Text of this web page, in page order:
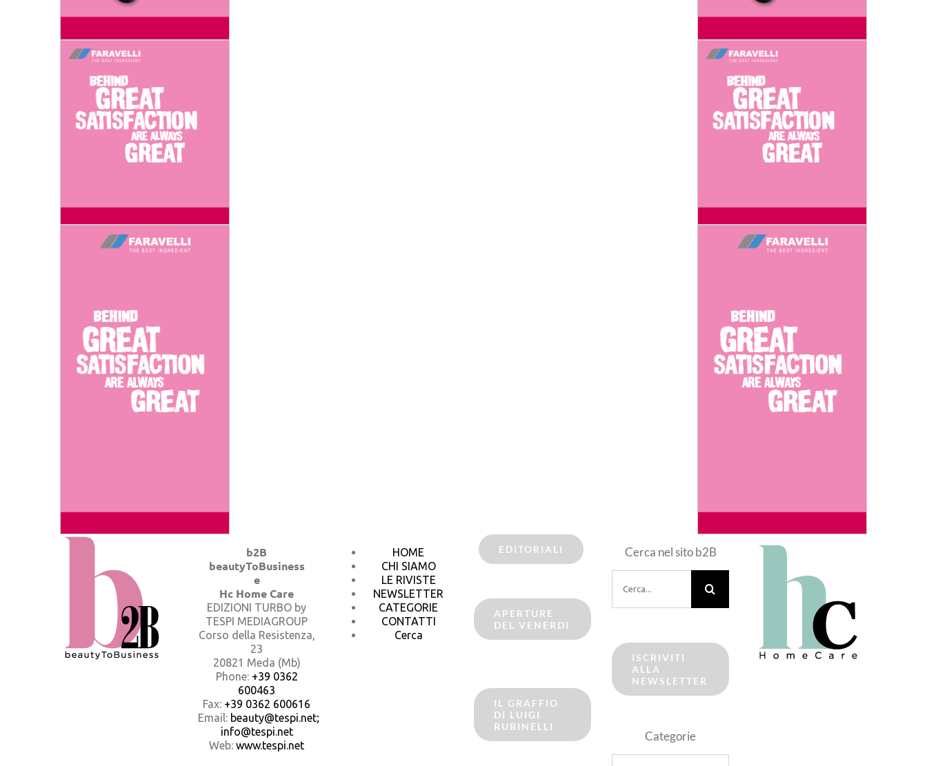
b2B
beautyToBusiness
e
Hc Home Care
EDIZIONI TURBO by
TESPI MEDIAGROUP
Corso della Resistenza,
23
20821 Meda (Mb)
Phone: +39 0362
600463
Fax: +39 0362 600616
Email: beauty@tespi.net;
info@tespi.net
Web: www.tespi.net
HOME
CHI SIAMO
LE RIVISTE
NEWSLETTER
CATEGORIE
CONTATTI
Cerca
EDITORIALI
APERTURE
DEL VENERDI
IL GRAFFIO
DI LUIGI
RUBINELLI
Cerca nel sito b2B
per:
ISCRIVITI
ALLA
NEWSLETTER
Categorie